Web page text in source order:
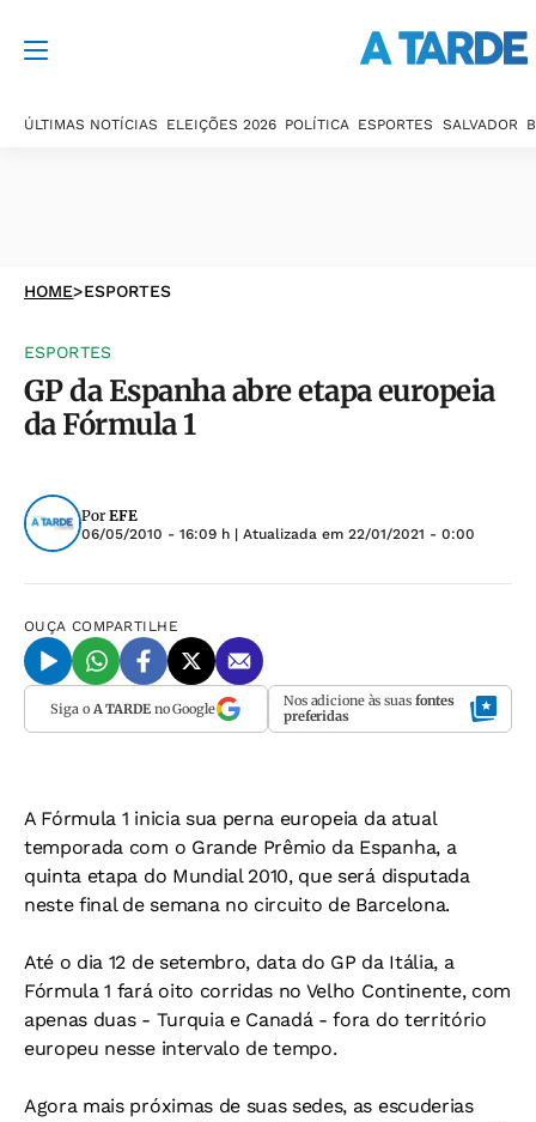
ÚLTIMAS NOTÍCIAS ELEIÇÕES 2026 POLÍTICA ESPORTES SALVADOR
HOME>ESPORTES
ESPORTES
GP da Espanha abre etapa europeia
da Fórmula 1
Por EFE
06/05/2010 - 16:09 h | Atualizada em 22/01/2021 - 0:00
OUÇA COMPARTILHE
Siga o A TARDEno Google Nos adicione às suas fontes
preferidas
A Fórmula 1 inicia sua perna europeia da atual
temporada com o Grande Prêmio da Espanha, a
quinta etapa do Mundial 2010, que será disputada
neste final de semana no circuito de Barcelona.
Até o dia 12 de setembro, data do GP da Itália, a
Fórmula 1 fará oito corridas no Velho Continente, com
apenas duas - Turquia e Canadá - fora do território
europeu nesse intervalo de tempo.
Agora mais próximas de suas sedes, as escuderias